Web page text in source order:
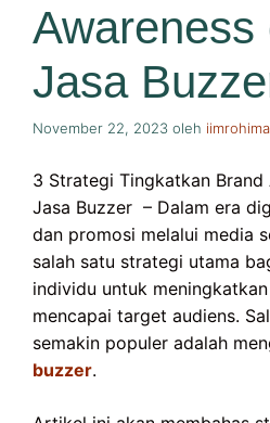
Awareness
Jasa
November 22, 2023 oleh
3 Strategi Tingkatkan Brand
Jasa Buzzer – Dalam era
dan promosi melalui media
salah satu strategi utama
individu untuk
mencapai target audiens.
semakin populer adalah
buzzer.